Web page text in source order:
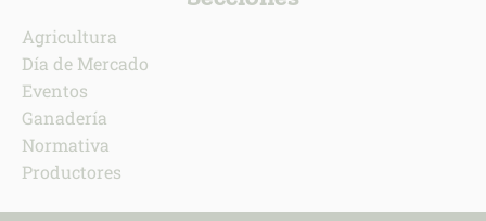
Agricultura
Día de Mercado
Eventos
Ganadería
Normativa
Productores